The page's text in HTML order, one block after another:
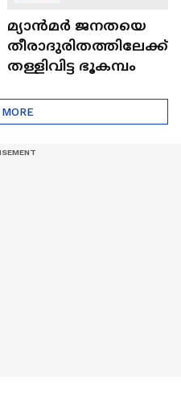
മ്യാൻമർ ജനതയെ
തീരാദുരിതത്തിലേക്ക്
തള്ളിവിട്ട ഭൂകമ്പം